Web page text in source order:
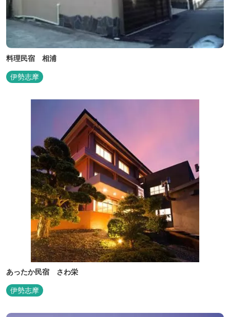
料理民宿 相浦
伊勢志摩
あったか民宿 さわ栄
伊勢志摩